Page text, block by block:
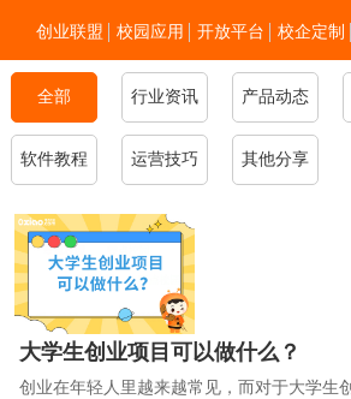
创业联盟 校园应用 开放平台 校企定制
新闻资讯 加入我们 关
全部 行业资讯 产品动态
软件教程 运营技巧 其他分享
大学生创业项目可以做什么？
创业在年轻人里越来越常见，而对于大学生